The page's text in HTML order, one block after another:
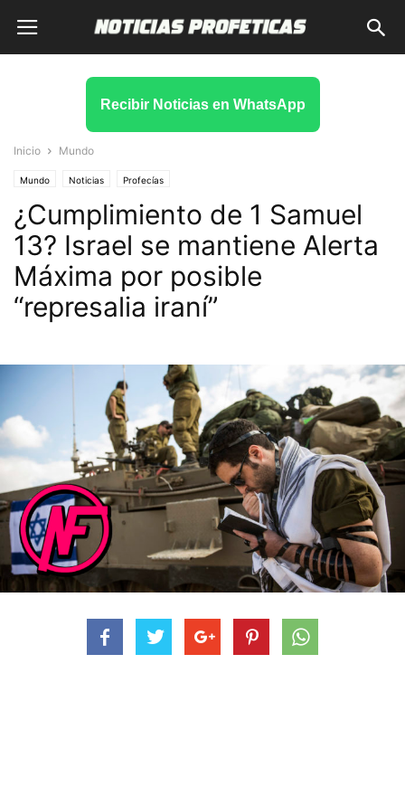
Recibir Noticias en WhatsApp
Inicio Mundo
Mundo Noticias Profecías
¿Cumplimiento de 1 Samuel
13? Israel se mantiene Alerta
Máxima por posible
“represalia iraní”